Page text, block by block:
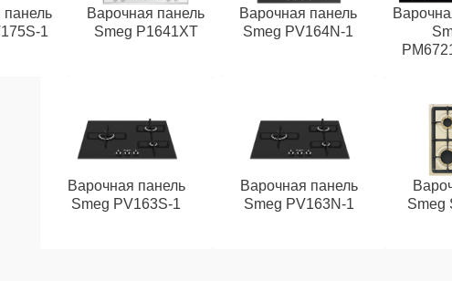
панель
1
Варочная панель
Smeg P1641XT
Варочная панель
Smeg PV164N-1
Варочная панель
Smeg PV163S-1
Варочная панель
Smeg PV163N-1
Smeg